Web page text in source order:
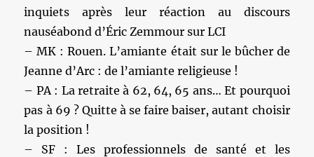
inquiets après leur réaction au discours
nauséabond d’Éric Zemmour sur LCI
– MK : Rouen. L’amiante était sur le bûcher de
Jeanne d’Arc : de l’amiante religieuse !
– PA : La retraite à 62, 64, 65 ans… Et pourquoi
pas à 69 ? Quitte à se faire baiser, autant choisir
la position !
– SF : Les professionnels de santé et les